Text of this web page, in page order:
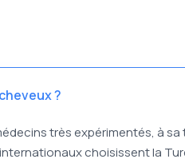
?
très expérimentés, à
choisissent la